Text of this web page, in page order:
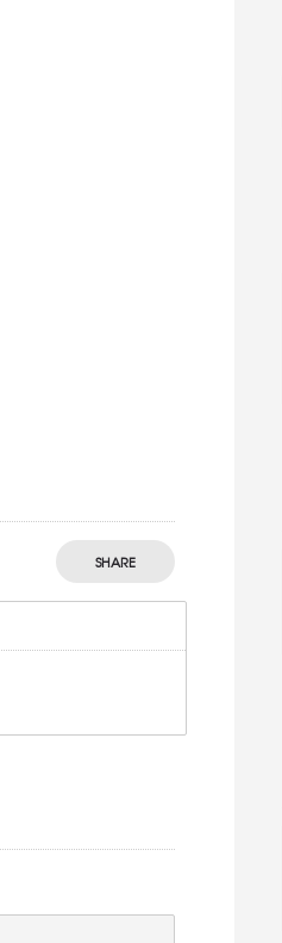
SHARE